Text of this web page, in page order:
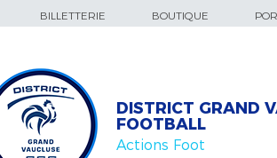
BILLETTERIE BOUTIQUE
DISTRICT GRAND
FOOTBALL
Actions Foot